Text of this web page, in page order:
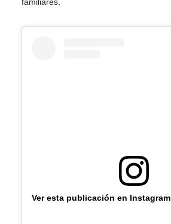
familiares.
Ver esta publicación en Instagram